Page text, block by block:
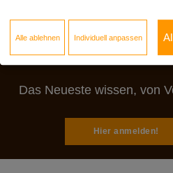
Jetzt zum Klöpfer
Newsletter
Das Neueste wissen, von
Hier anmelden!
Alle ablehnen Individuell anpassen